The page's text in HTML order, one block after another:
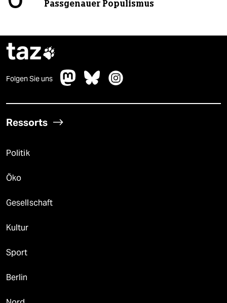
Passgenauer Populismus
taz
Folgen Sie uns
Ressorts
Politik
Öko
Gesellschaft
Kultur
Sport
Berlin